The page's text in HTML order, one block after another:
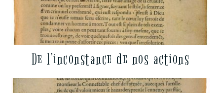
De l’inconstance de nos actions